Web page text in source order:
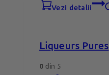
vezi detalii
Liqueurs Pures
0 din 5